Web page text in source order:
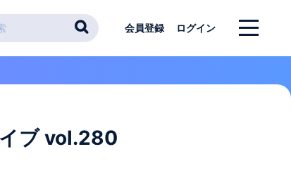
会員登録 ログイン
ブ vol.280